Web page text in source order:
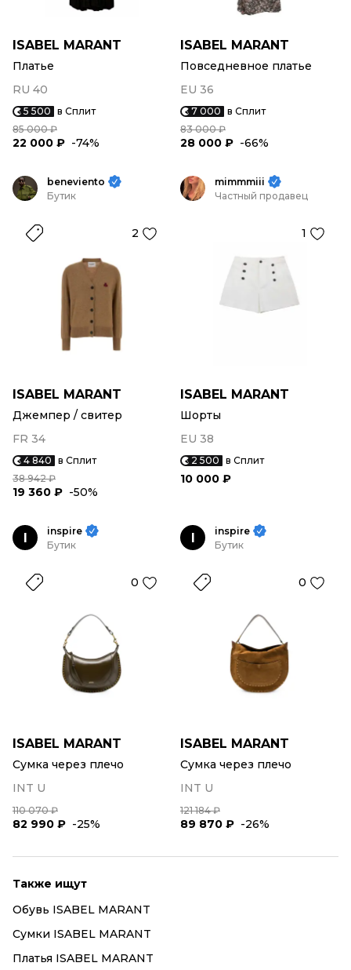
ISABEL MARANT
Платье
RU 40
5 500 в Сплит
85 000 ₽
22 000 ₽ -74%
ISABEL MARANT
Повседневное платье
EU 36
7 000 в Сплит
83 000 ₽
28 000 ₽ -66%
beneviento
Бутик
2
ISABEL MARANT
Джемпер / свитер
FR 34
4 840 в Сплит
38 942 ₽
19 360 ₽ -50%
mimmmiii
Частный продавец
1
ISABEL MARANT
Шорты
EU 38
2 500 в Сплит
10 000 ₽
I
inspire
Бутик
0
ISABEL MARANT
Сумка через плечо
INT U
110 070 ₽
82 990 ₽ -25%
I
inspire
Бутик
0
ISABEL MARANT
Сумка через плечо
INT U
121 184 ₽
89 870 ₽ -26%
Также ищут
Обувь ISABEL MARANT
Сумки ISABEL MARANT
Платья ISABEL MARANT